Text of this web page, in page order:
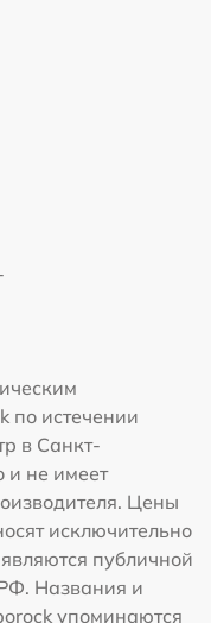
по истечении
в Санкт-
и не имеет
Цены
исключительно
публичной
Названия и
упоминаются